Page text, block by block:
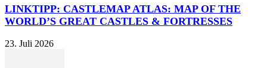
LINKTIPP: CASTLEMAP ATLAS: MAP OF THE
WORLD’S GREAT CASTLES & FORTRESSES
23. Juli 2026